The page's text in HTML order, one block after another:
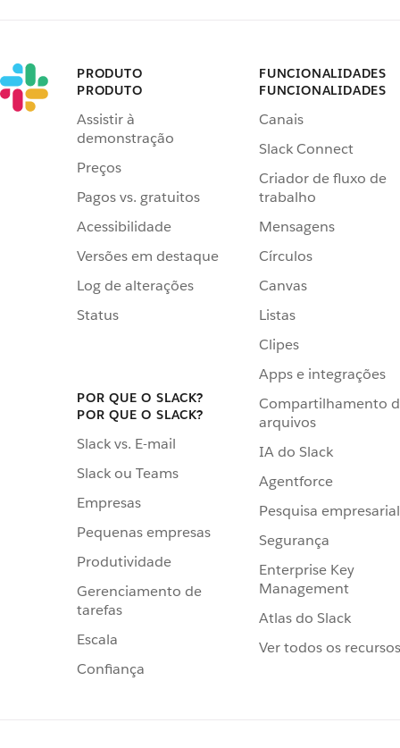
PRODUTO
PRODUTO
Assistir à
demonstração
Preços
Pagos vs. gratuitos
Acessibilidade
Versões em destaque
Log de alterações
Status
POR QUE O SLACK?
POR QUE O SLACK?
Slack vs. E-mail
Slack ou Teams
Empresas
Pequenas empresas
Produtividade
Gerenciamento de
tarefas
Escala
Confiança
FUNCIONALIDADES
FUNCIONALIDADES
Canais
Slack Connect
Criador de fluxo de
trabalho
Mensagens
Círculos
Canvas
Listas
Clipes
Apps e integrações
Compartilhamento
arquivos
IA do Slack
Agentforce
Pesquisa empresarial
Segurança
Enterprise Key
Management
Atlas do Slack
Ver todos os recursos